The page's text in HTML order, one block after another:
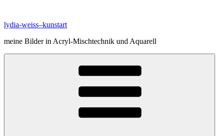
springen
lydia-weiss–kunstart
meine Bilder in Acryl-Mischtechnik und Aquarell